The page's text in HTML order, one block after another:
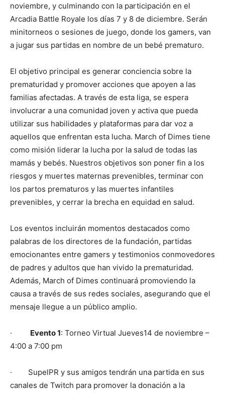
noviembre, y culminando con la participación en el
Arcadia Battle Royale los días 7 y 8 de diciembre. Serán
minitorneos o sesiones de juego, donde los gamers, van
a jugar sus partidas en nombre de un bebé prematuro.
El objetivo principal es generar conciencia sobre la
prematuridad y promover acciones que apoyen a las
familias afectadas. A través de esta liga, se espera
involucrar a una comunidad joven y activa que pueda
utilizar sus habilidades y plataformas para dar voz a
aquellos que enfrentan esta lucha. March of Dimes tiene
como misión liderar la lucha por la salud de todas las
mamás y bebés. Nuestros objetivos son poner fin a los
riesgos y muertes maternas prevenibles, terminar con
los partos prematuros y las muertes infantiles
prevenibles, y cerrar la brecha en equidad en salud.
Los eventos incluirán momentos destacados como
palabras de los directores de la fundación, partidas
emocionantes entre gamers y testimonios conmovedores
de padres y adultos que han vivido la prematuridad.
Además, March of Dimes continuará promoviendo la
causa a través de sus redes sociales, asegurando que el
mensaje llegue a un público amplio.
· Evento 1: Torneo Virtual Jueves14 de noviembre –
4:00 a 7:00 pm
· SupelPR y sus amigos tendrán una partida en sus
canales de Twitch para promover la donación a la